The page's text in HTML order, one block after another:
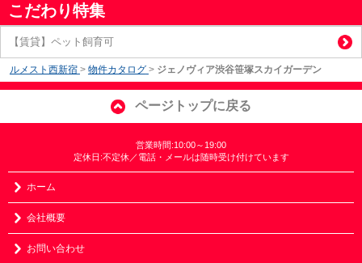
こだわり特集
【賃貸】ペット飼育可
ルメスト西新宿 > 物件カタログ > ジェノヴィア渋谷笹塚スカイガーデン
ページトップに戻る
営業時間:10:00～19:00
定休日:不定休／電話・メールは随時受け付けています
ホーム
会社概要
お問い合わせ